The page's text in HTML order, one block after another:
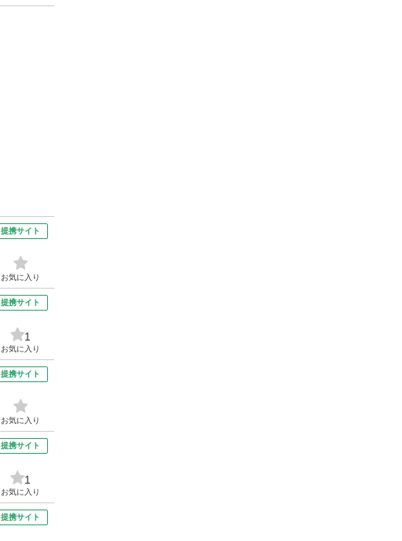
提携サイト
お気に入り
提携サイト
1
お気に入り
提携サイト
お気に入り
提携サイト
1
お気に入り
提携サイト